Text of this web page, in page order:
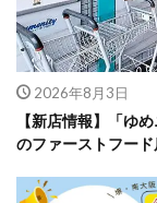
2026年8月3日
【新店情報】「ゆ
のファーストフー